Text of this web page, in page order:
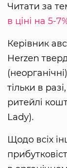
Читати за
в ціні на 5-
Керівник
Herzen
тільки в
ритейлі
Lady).
Щодо всіх